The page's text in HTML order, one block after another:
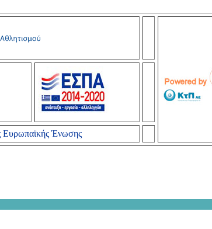
Ευρωπαϊκής Ένωσης